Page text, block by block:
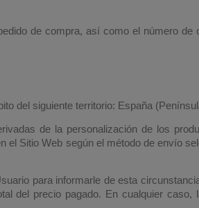
de compra, así como el número de
del siguiente territorio: España
de la personalización de los
Sitio Web según el método de envío
para informarle de esta
del precio pagado. En cualquier caso,